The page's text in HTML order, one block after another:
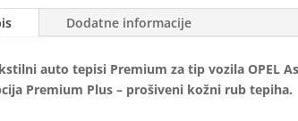
-
Dodatne informacije
auto tepisi Premium za tip vozila OPEL
Premium Plus – prošiveni kožni rub tepiha.